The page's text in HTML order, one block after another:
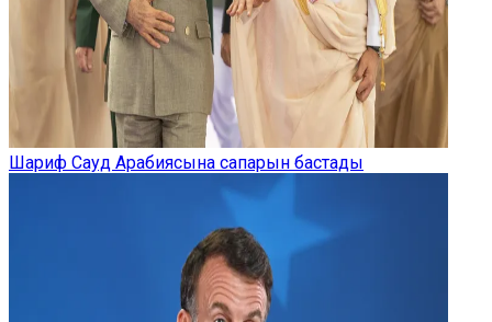
Шариф Сауд Арабиясына сапарын бастады